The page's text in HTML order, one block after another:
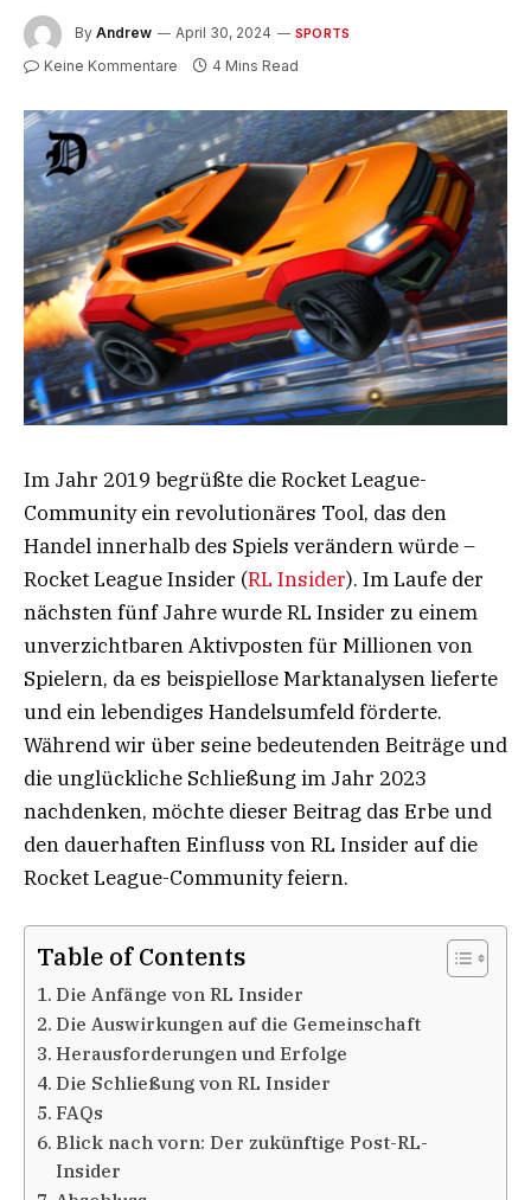
By Andrew April 30, 2024 SPORTS
Keine Kommentare 4 Mins Read
Im Jahr 2019 begrüßte die Rocket League-
Community ein revolutionäres Tool, das den
Handel innerhalb des Spiels verändern würde –
Rocket League Insider (RL Insider). Im Laufe der
nächsten fünf Jahre wurde RL Insider zu einem
unverzichtbaren Aktivposten für Millionen von
Spielern, da es beispiellose Marktanalysen lieferte
und ein lebendiges Handelsumfeld förderte.
Während wir über seine bedeutenden Beiträge und
die unglückliche Schließung im Jahr 2023
nachdenken, möchte dieser Beitrag das Erbe und
den dauerhaften Einfluss von RL Insider auf die
Rocket League-Community feiern.
Table of Contents
Die Anfänge von RL Insider
Die Auswirkungen auf die Gemeinschaft
Herausforderungen und Erfolge
Die Schließung von RL Insider
FAQs
Blick nach vorn: Der zukünftige Post-RL-
Insider